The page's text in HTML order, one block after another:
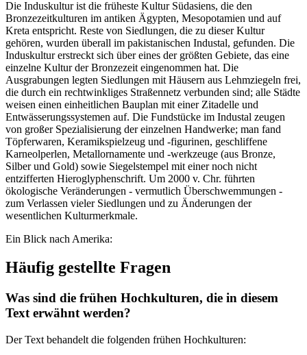
Die Induskultur ist die früheste Kultur Südasiens, die den
Bronzezeitkulturen im antiken Ägypten, Mesopotamien und auf
Kreta entspricht. Reste von Siedlungen, die zu dieser Kultur
gehören, wurden überall im pakistanischen Industal, gefunden. Die
Induskultur erstreckt sich über eines der größten Gebiete, das eine
einzelne Kultur der Bronzezeit eingenommen hat. Die
Ausgrabungen legten Siedlungen mit Häusern aus Lehmziegeln frei,
die durch ein rechtwinkliges Straßennetz verbunden sind; alle Städte
weisen einen einheitlichen Bauplan mit einer Zitadelle und
Entwässerungssystemen auf. Die Fundstücke im Industal zeugen
von großer Spezialisierung der einzelnen Handwerke; man fand
Töpferwaren, Keramikspielzeug und -figurinen, geschliffene
Karneolperlen, Metallornamente und -werkzeuge (aus Bronze,
Silber und Gold) sowie Siegelstempel mit einer noch nicht
entzifferten Hieroglyphenschrift. Um 2000 v. Chr. führten
ökologische Veränderungen - vermutlich Überschwemmungen -
zum Verlassen vieler Siedlungen und zu Änderungen der
wesentlichen Kulturmerkmale.
Ein Blick nach Amerika:
Häufig gestellte Fragen
Was sind die frühen Hochkulturen, die in diesem
Text erwähnt werden?
Der Text behandelt die folgenden frühen Hochkulturen: